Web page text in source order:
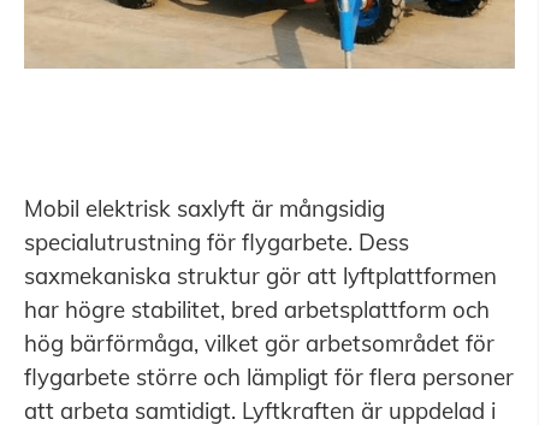
Mobil elektrisk saxlyft är mångsidig
specialutrustning för flygarbete. Dess
saxmekaniska struktur gör att lyftplattformen
har högre stabilitet, bred arbetsplattform och
hög bärförmåga, vilket gör arbetsområdet för
flygarbete större och lämpligt för flera personer
att arbeta samtidigt. Lyftkraften är uppdelad i